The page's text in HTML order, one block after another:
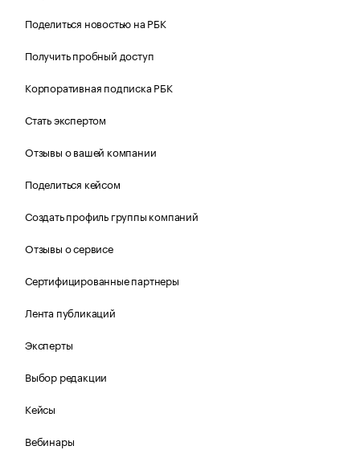
Поделиться новостью на РБК
Получить пробный доступ
Корпоративная подписка РБК
Стать экспертом
Отзывы о вашей компании
Поделиться кейсом
Создать профиль группы компаний
Отзывы о сервисе
Сертифицированные партнеры
Лента публикаций
Эксперты
Выбор редакции
Кейсы
Вебинары